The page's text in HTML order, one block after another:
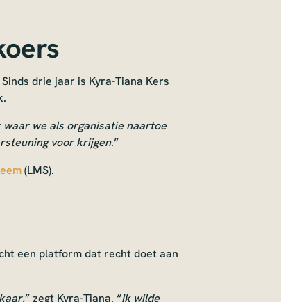
drie jaar is Kyra-Tiana Kers
we als organisatie naartoe
voor krijgen.”
(LMS).
een platform dat recht doet aan
,” zegt Kyra-Tiana. “Ik wilde